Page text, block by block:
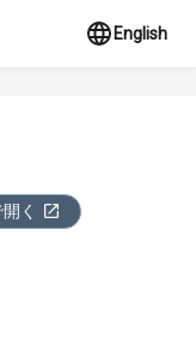
English
く